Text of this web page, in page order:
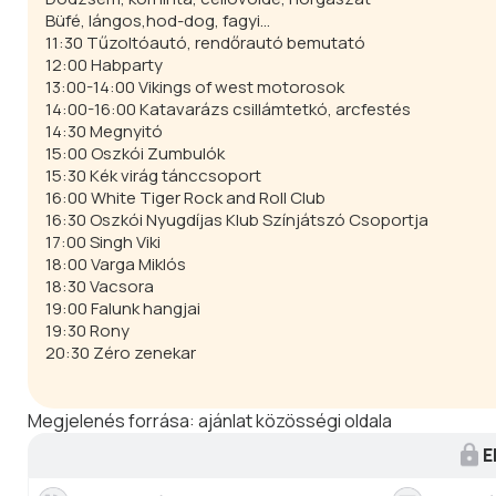
Büfé, lángos,hod-dog, fagyi...
11:30 Tűzoltóautó, rendőrautó bemutató
12:00 Habparty
13:00-14:00 Vikings of west motorosok
14:00-16:00 Katavarázs csillámtetkó, arcfestés
14:30 Megnyitó
15:00 Oszkói Zumbulók
15:30 Kék virág tánccsoport
16:00 White Tiger Rock and Roll Club
16:30 Oszkói Nyugdíjas Klub Színjátszó Csoportja
17:00 Singh Viki
18:00 Varga Miklós
18:30 Vacsora
19:00 Falunk hangjai
19:30 Rony
20:30 Zéro zenekar
Megjelenés forrása: ajánlat közösségi oldala